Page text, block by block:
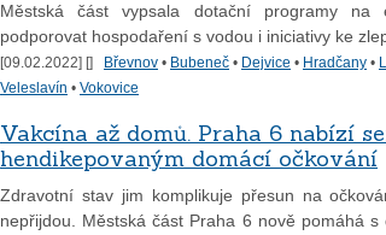
Městská část vypsala dotační programy na
podporovat hospodaření s vodou i iniciativy ke
[09.02.2022] [] Břevnov • Bubeneč • Dejvice • Hradčany •
Veleslavín • Vokovice
Vakcína až domů. Praha 6 nabízí
hendikepovaným domácí očkování
Zdravotní stav jim komplikuje přesun na
nepřijdou. Městská část Praha 6 nově pomáhá